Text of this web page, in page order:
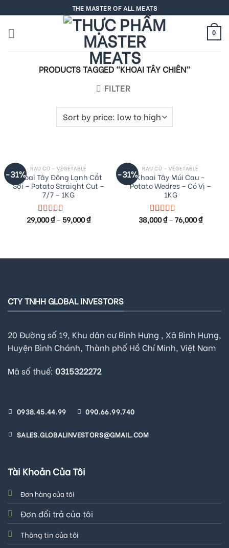
to
content
THE MASTER OF ALL MEATS
0
PRODUCTS TAGGED “KHOAI TÂY CHIÊN”
FILTER
-31% RAU CỦ – VEGETABLE
Khoai Tây Đông Lạnh Cắt
Sợi – Potato Straight Cut –
7/7 – 1KG
Rated5.00
29,000₫– 59,000₫
-31% RAU CỦ – VEGETABLE
Khoai Tây Múi Cau –
Potato Wedres – Có Vị –
1KG
Rated5.00
38,000₫– 76,000₫
CTY TNHH GLOBAL INVESTORS
20 Đường số 19, Khu dân cư Bình Hưng , Xã Bình Hưng,
Huyện Bình Chánh, Thành phố Hồ Chí Minh, Việt Nam
Mã số thuế: 0315322272
0938.45.44.99 090.66.99.740
SALES.GLOBALINVESTORS@GMAIL.COM
Tài Khoản Của Tôi
Đơn hàng của tôi
Đơn đổi trả của tôi
Thông tin của tôi